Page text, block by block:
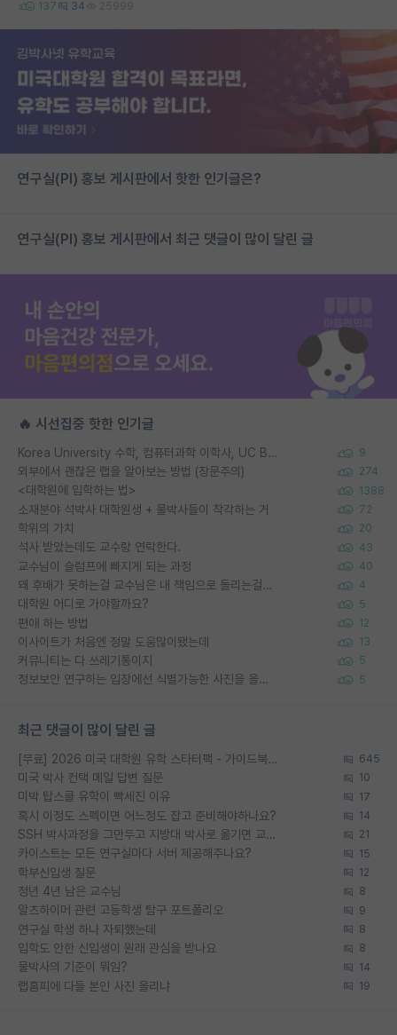
137 34 25999
연구실(PI) 홍보 게시판에서 핫한 인기글은?
연구실(PI) 홍보 게시판에서 최근 댓글이 많이 달린 글
🔥 시선집중 핫한 인기글
Korea University 수학, 컴퓨터과학 이학사, UC Berkeley 산업공학 대학원 공학박사가 되는 것은 쉽지 않겠죠? 9
외부에서 괜찮은 랩을 알아보는 방법 (장문주의) 274
<대학원에 입학하는 법> 1388
소재분야 석박사 대학원생 + 물박사들이 착각하는 거 72
학위의 가치 20
석사 받았는데도 교수랑 연락한다. 43
교수님이 슬럼프에 빠지게 되는 과정 40
왜 후배가 못하는걸 교수님은 내 책임으로 돌리는걸까요? 4
대학원 어디로 가야할까요? 5
편애 하는 방법 12
이사이트가 처음엔 정말 도움많이됐는데 13
커뮤니티는 다 쓰레기통이지 5
정보보안 연구하는 입장에선 식별가능한 사진을 올리는건 비추이긴함 5
최근 댓글이 많이 달린 글
[무료] 2026 미국 대학원 유학 스타터팩 - 가이드북 & 합격자 컨택메일 템플릿 645
미국 박사 컨택 메일 답변 질문 10
미박 탑스쿨 유학이 빡세진 이유 17
혹시 이정도 스펙이면 어느정도 잡고 준비해야하나요? 14
SSH 박사과정을 그만두고 지방대 박사로 옮기면 교수의 꿈은 끝일까요? 21
카이스트는 모든 연구실마다 서버 제공해주나요? 15
학부신입생 질문 12
정년 4년 남은 교수님 8
알츠하이머 관련 고등학생 탐구 포트폴리오 9
연구실 학생 하나 자퇴했는데 8
입학도 안한 신입생이 원래 관심을 받나요 8
물박사의 기준이 뭐임? 14
랩홈피에 다들 본인 사진 올리냐 19